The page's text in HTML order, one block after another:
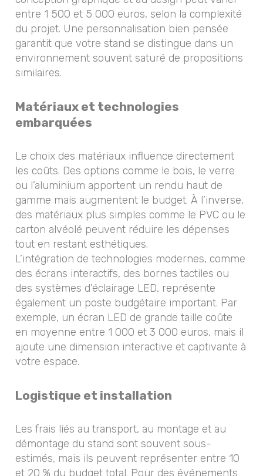
entre 1 500 et 5 000 euros, selon la complexité
du projet. Une personnalisation bien pensée
garantit que votre stand se distingue dans un
environnement souvent saturé de propositions
similaires.
Matériaux et technologies
embarquées
Le choix des matériaux influence directement
les coûts. Des options comme le bois, le verre
ou l’aluminium apportent un rendu haut de
gamme mais augmentent le budget. À l’inverse,
des matériaux plus simples comme le PVC ou le
carton alvéolé peuvent réduire les dépenses
tout en restant esthétiques.
L’intégration de technologies modernes, comme
des écrans interactifs, des bornes tactiles ou
des systèmes d’éclairage LED, représente
également un poste budgétaire important. Par
exemple, un écran LED de grande taille coûte
en moyenne entre 1 000 et 3 000 euros, mais il
ajoute une dimension interactive et captivante à
votre espace.
Logistique et installation
Les frais liés au transport, au montage et au
démontage du stand sont souvent sous-
estimés, mais ils peuvent représenter entre 10
et 20 % du budget total. Pour des événements